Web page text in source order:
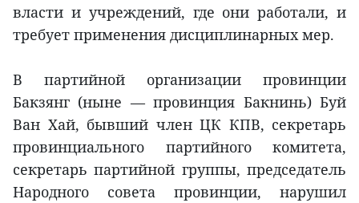
власти и учреждений, где они работали, и
требует применения дисциплинарных мер.
В партийной организации провинции
Бакзянг (ныне — провинция Бакнинь) Буй
Ван Хай, бывший член ЦК КПВ, секретарь
провинциального партийного комитета,
секретарь партийной группы, председатель
Народного совета провинции, нарушил